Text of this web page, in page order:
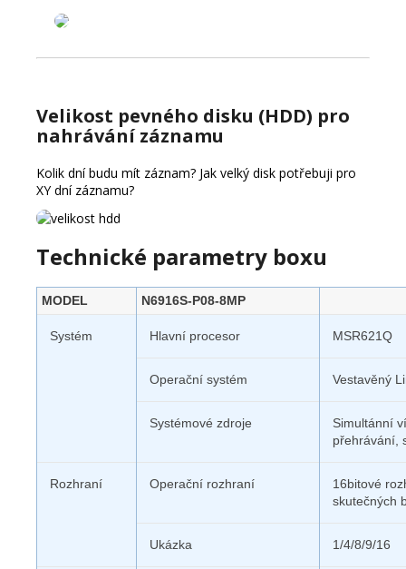
Velikost pevného disku (HDD) pro
nahrávání záznamu
Kolik dní budu mít záznam? Jak velký disk potřebuji pro
XY dní záznamu?
Technické parametry boxu
MODEL N6916S-P08-8MP
Systém Hlavní procesor MSR621Q
Operační systém Vestavěný
Systémové zdroje
Simultánní
přehrávání,
Rozhraní Operační rozhraní
16bitové
skutečných
Ukázka 1/4/8/9/16